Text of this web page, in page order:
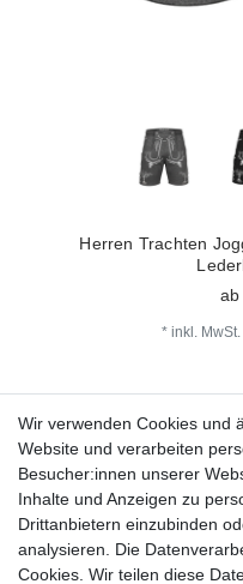
Herren Trachten
* inkl. MwSt.
Fragen zur Bestellung?
Zahlungsarten
Wir verwenden Cookies und
Website und verarbeiten
Besucher:innen unserer
Inhalte und Anzeigen zu
Drittanbietern einzubinden
analysieren. Die
Cookies. Wir teilen diese